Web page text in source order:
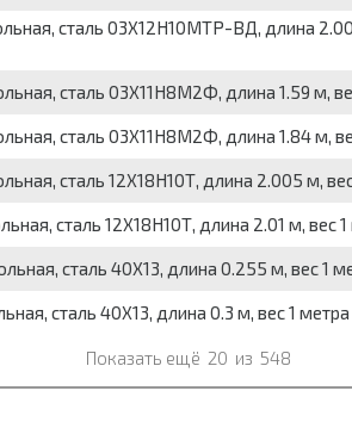
сталь 03Х12Н10МТР-ВД, длина
сталь 03Х11Н8М2Ф, длина 1.59 м,
сталь 03Х11Н8М2Ф, длина 1.84 м,
сталь 12Х18Н10Т, длина 2.005 м, вес
сталь 12Х18Н10Т, длина 2.01 м, вес 1
сталь 40Х13, длина 0.255 м, вес 1
сталь 40Х13, длина 0.3 м, вес 1 метра
Показать ещё 20 из 548